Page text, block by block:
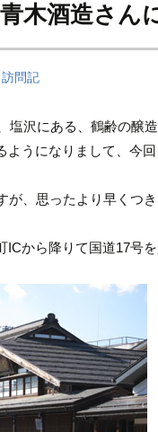
木酒造さん
訪問記
塩沢にある、鶴齢の醸
ようになりまして、今
が、思ったより早くつ
ICから降りて国道17号